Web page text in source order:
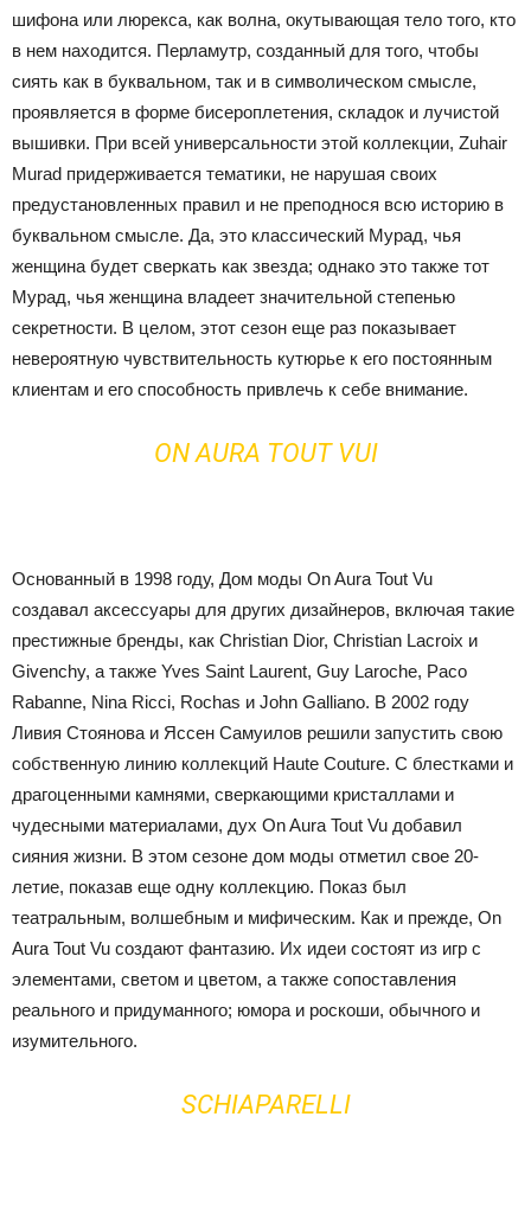
шифона или люрекса, как волна, окутывающая тело того, кто
в нем находится. Перламутр, созданный для того, чтобы
сиять как в буквальном, так и в символическом смысле,
проявляется в форме бисероплетения, складок и лучистой
вышивки. При всей универсальности этой коллекции, Zuhair
Murad придерживается тематики, не нарушая своих
предустановленных правил и не преподнося всю историю в
буквальном смысле. Да, это классический Мурад, чья
женщина будет сверкать как звезда; однако это также тот
Мурад, чья женщина владеет значительной степенью
секретности. В целом, этот сезон еще раз показывает
невероятную чувствительность кутюрье к его постоянным
клиентам и его способность привлечь к себе внимание.
ON AURA TOUT VUI
Основанный в 1998 году, Дом моды On Aura Tout Vu
создавал аксессуары для других дизайнеров, включая такие
престижные бренды, как Christian Dior, Christian Lacroix и
Givenchy, а также Yves Saint Laurent, Guy Laroche, Paco
Rabanne, Nina Ricci, Rochas и John Galliano. В 2002 году
Ливия Стоянова и Яссен Самуилов решили запустить свою
собственную линию коллекций Haute Couture. С блестками и
драгоценными камнями, сверкающими кристаллами и
чудесными материалами, дух On Aura Tout Vu добавил
сияния жизни. В этом сезоне дом моды отметил свое 20-
летие, показав еще одну коллекцию. Показ был
театральным, волшебным и мифическим. Как и прежде, On
Aura Tout Vu создают фантазию. Их идеи состоят из игр с
элементами, светом и цветом, а также сопоставления
реального и придуманного; юмора и роскоши, обычного и
изумительного.
SCHIAPARELLI